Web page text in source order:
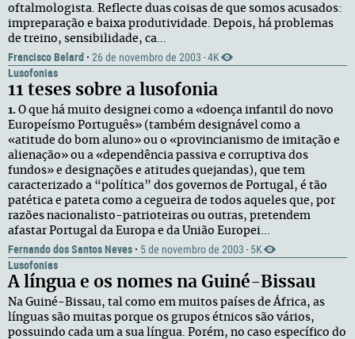
oftalmologista. Reflecte duas coisas de que somos acusados:
impreparação e baixa produtividade. Depois, há problemas
de treino, sensibilidade, ca...
Francisco Belard · 26 de novembro de 2003 · 4K
Lusofonias
11 teses sobre a lusofonia
1. O que há muito designei como a «doença infantil do novo
Europeísmo Português» (também designável como a
«atitude do bom aluno» ou o «provincianismo de imitação e
alienação» ou a «dependência passiva e corruptiva dos
fundos» e designações e atitudes quejandas), que tem
caracterizado a “política” dos governos de Portugal, é tão
patética e pateta como a cegueira de todos aqueles que, por
razões nacionalisto-patrioteiras ou outras, pretendem
afastar Portugal da Europa e da União Europei...
Fernando dos Santos Neves · 5 de novembro de 2003 · 5K
Lusofonias
A língua e os nomes na Guiné-Bissau
Na Guiné-Bissau, tal como em muitos países de África, as
línguas são muitas porque os grupos étnicos são vários,
possuindo cada um a sua língua. Porém, no caso específico do